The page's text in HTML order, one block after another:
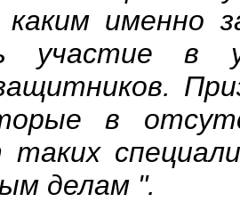
именно
участие в
в
таких
делам ".